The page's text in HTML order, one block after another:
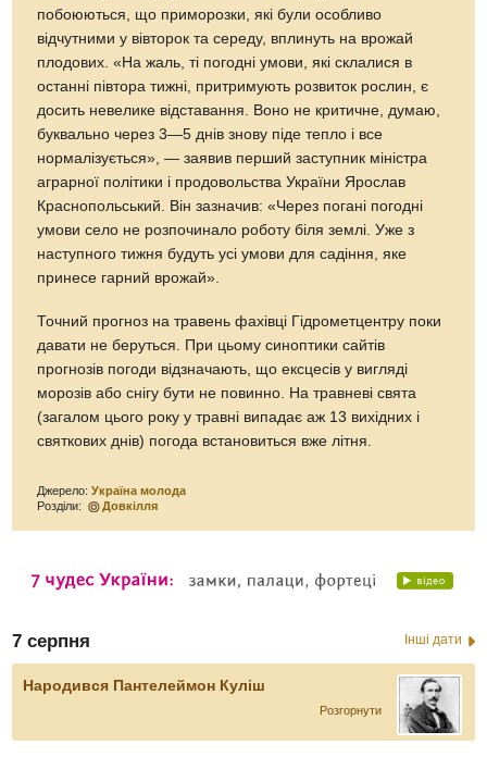
побоюються, що приморозки, які були особливо
відчутними у вівторок та середу, вплинуть на врожай
плодових. «На жаль, ті погодні умови, які склалися в
останні півтора тижні, притримують розвиток рослин, є
досить невелике відставання. Воно не критичне, думаю,
буквально через 3—5 днів знову піде тепло і все
нормалізується», — заявив перший заступник міністра
аграрної політики і продовольства України Ярослав
Краснопольський. Він зазначив: «Через погані погодні
умови село не розпочинало роботу біля землі. Уже з
наступного тижня будуть усі умови для садіння, яке
принесе гарний врожай».
Точний прогноз на травень фахівці Гідрометцентру поки
давати не беруться. При цьому синоптики сайтів
прогнозів погоди відзначають, що ексцесів у вигляді
морозів або снігу бути не повинно. На травневі свята
(загалом цього року у травні випадає аж 13 вихідних і
святкових днів) погода встановиться вже літня.
Джерело:Україна молода
Розділи:
Довкілля
7 серпня Інші дати
Народився Пантелеймон Куліш
Розгорнути